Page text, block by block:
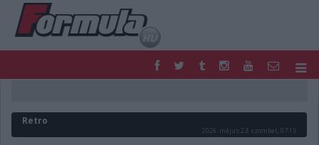
FORMULA
MOTOR
Retro
2026. május 23. szombat, 07:15